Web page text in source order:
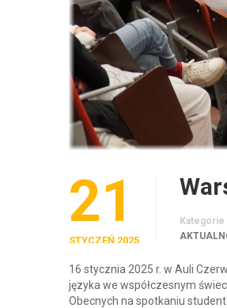
21
STYCZEŃ 2025
Kategorie
16 stycznia 2025 r. w Auli
języka we współczesnym
Obecnych na spotkaniu